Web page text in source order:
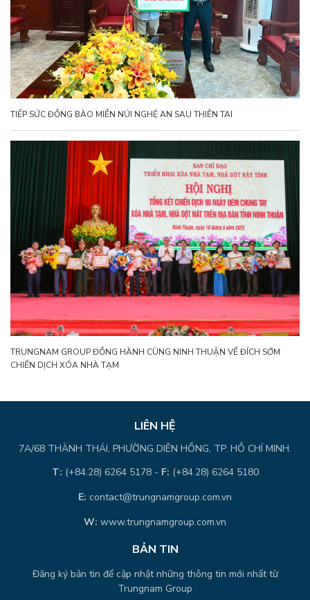
TIẾP SỨC ĐỒNG BÀO MIỀN NÚI NGHỆ AN SAU THIÊN TAI
TRUNGNAM GROUP ĐỒNG HÀNH CÙNG NINH THUẬN VỀ ĐÍCH SỚM
CHIẾN DỊCH XÓA NHÀ TẠM
LIÊN HỆ
7A/68 THÀNH THÁI, PHƯỜNG DIÊN HỒNG, TP. HỒ CHÍ MINH.
T: (+84.28) 6264 5178 - F: (+84.28) 6264 5180
E: contact@trungnamgroup.com.vn
W: www.trungnamgroup.com.vn
BẢN TIN
Đăng ký bản tin để cập nhật những thông tin mới nhất từ
Trungnam Group